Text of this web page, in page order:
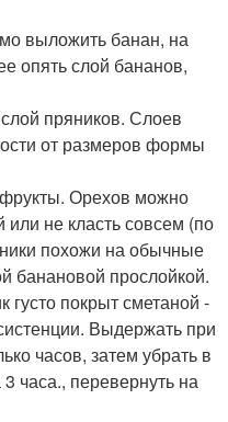
выложить банан, на
опять слой бананов,
пряников. Слоев
от размеров формы
Орехов можно
не класть совсем (по
похожи на обычные
банановой прослойкой.
густо покрыт сметаной -
Выдержать при
часов, затем убрать в
часа., перевернуть на